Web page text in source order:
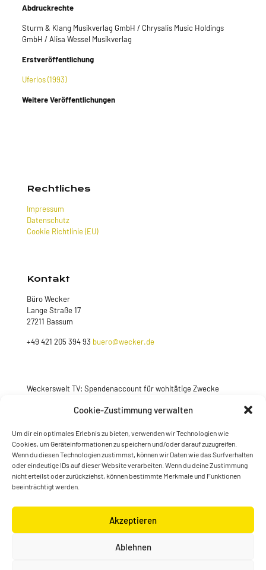
Cookie-Zustimmung verwalten
Um dir ein optimales Erlebnis zu bieten, verwenden wir Technologien wie
Cookies, um Geräteinformationen zu speichern und/oder darauf zuzugreifen.
Wenn du diesen Technologien zustimmst, können wir Daten wie das Surfverhalten
oder eindeutige IDs auf dieser Website verarbeiten. Wenn du deine Zustimmung
nicht erteilst oder zurückziehst, können bestimmte Merkmale und Funktionen
beeinträchtigt werden.
Akzeptieren
Ablehnen
Abdruckrechte
Sturm & Klang Musikverlag GmbH / Chrysalis Music Holdings
GmbH / Alisa Wessel Musikverlag
Erstveröffentlichung
Uferlos (1993)
Weitere Veröffentlichungen
Rechtliches
Impressum
Datenschutz
Cookie Richtlinie (EU)
Kontakt
Büro Wecker
Lange Straße 17
27211 Bassum
+49 421 205 394 93 buero@wecker.de
Weckerswelt TV: Spendenaccount für wohltätige Zwecke
Jetzt spenden
© Konstantin Wecker | gestaltet von